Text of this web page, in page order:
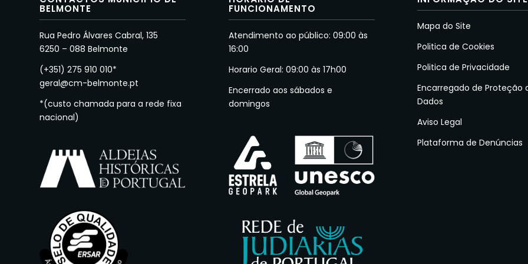
BELMONTE
Rua Pedro Álvares Cabral, 135
6250 – 088 Belmonte
(+351) 275 910 010*
geral@cm-belmonte.pt
*(custo chamada para a rede fixa
nacional)
FUNCIONAMENTO
Atendimento ao público: 09:00 às
16:00
Horario Geral: 09:00 às 17h00
Encerrado aos sábados e
domingos
Mapa do Site
Politica de Cookies
Politica de Privacidade
Encarregado de Proteção
Dados
Aviso Legal
Plataforma de Denúncias